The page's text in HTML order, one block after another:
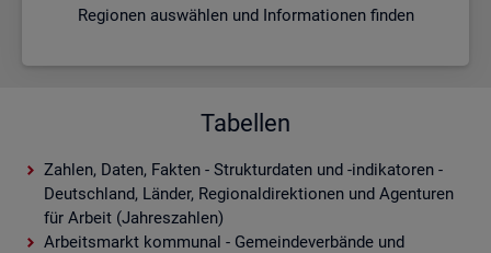
Regionen auswählen und Informationen finden
Tabellen
Zahlen, Daten, Fakten - Strukturdaten und -indikatoren -
Deutschland, Länder, Regionaldirektionen und Agenturen
für Arbeit (Jahreszahlen)
Arbeitsmarkt kommunal - Gemeindeverbände und